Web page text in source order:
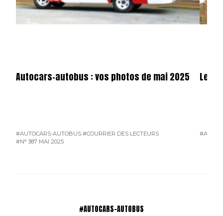
Autocars-autobus : vos photos de mai 2025
#AUTOCARS-AUTOBUS #COURRIER DES LECTEURS
#N° 387 MAI 2025
Les
#AUTOCARS-AUTOBUS